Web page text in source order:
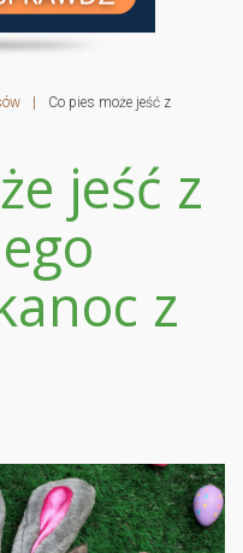
|
Co pies może jeść z
jeść z
z